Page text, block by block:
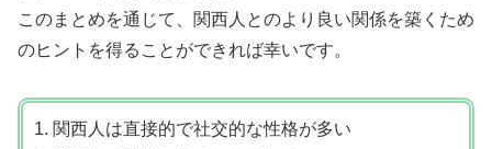
このまとめを通じて、関西人とのより良い関係を築くため
のヒントを得ることができれば幸いです。
1. 関西人は直接的で社交的な性格が多い